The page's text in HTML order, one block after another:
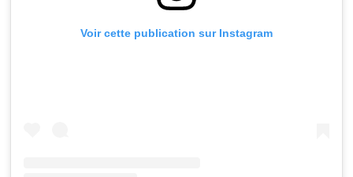
Voir cette publication sur Instagram